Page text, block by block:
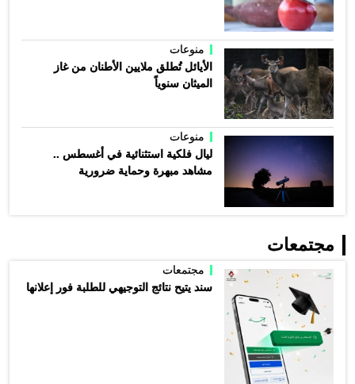
منوعات
الأيائل تُطلق ملايين الأطنان من غاز
الميثان سنوياً
منوعات
ليال فلكية استثنائية في أغسطس ..
مشاهد مبهرة وحماية ضرورية
مجتمعات
مجتمعات
سند يتيح نتائج التوجيهي للطلبة فور إعلانها